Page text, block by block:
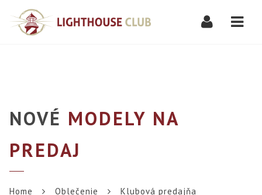
NOVÉ MODELY NA
PREDAJ
Home Oblečenie
Klubová predajňa